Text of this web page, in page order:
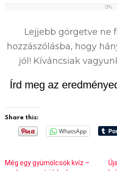
0%
Lejjebb görgetve ne
hozzászólásba, hogy
jól! Kíváncsiak
Írd meg az
Share this:
WhatsApp
Még egy gyümölcsök kvíz –